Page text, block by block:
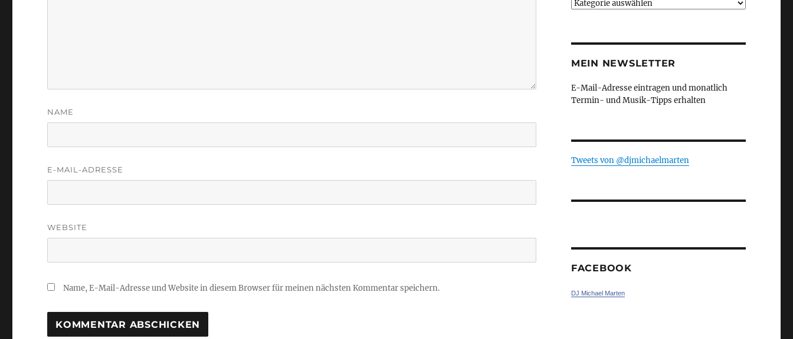
NAME
E-MAIL-ADRESSE
WEBSITE
Name, E-Mail-Adresse und Website in diesem Browser für meinen nächsten Kommentar speichern.
Kategorien
MEIN NEWSLETTER
E-Mail-Adresse eintragen und monatlich
Termin- und Musik-Tipps erhalten
Tweets von ‎@djmichaelmarten
FACEBOOK
DJ Michael Marten